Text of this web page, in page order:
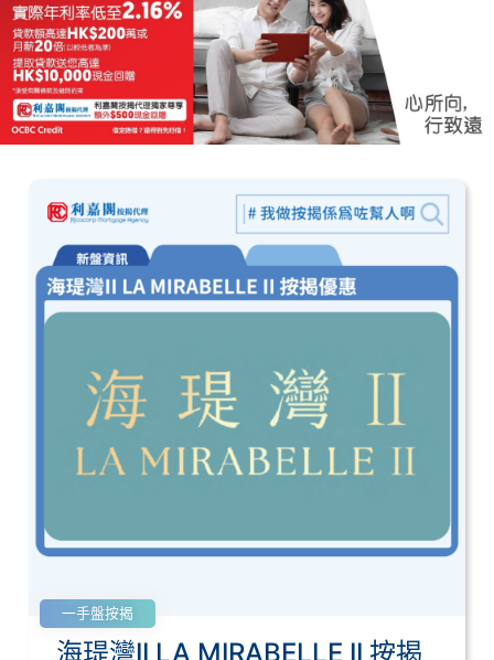
一手盤按揭
海瑅灣II LA MIRABELLE II 按揭